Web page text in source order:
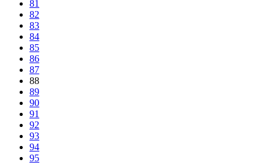
81
82
83
84
85
86
87
88
89
90
91
92
93
94
95